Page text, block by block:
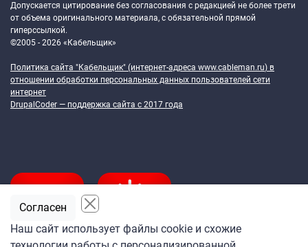
Допускается цитирование без согласования с редакцией не более трети
от объема оригинального материала, с обязательной прямой
гиперссылкой.
©2005 - 2026 «Кабельщик»
Политика сайта "Кабельщик" (интернет-адреса www.cableman.ru) в
отношении обработки персональных данных пользователей сети
интернет
DrupalCoder — поддержка сайта c 2017 года
Наш сайт использует файлы cookie и схожие
Согласен